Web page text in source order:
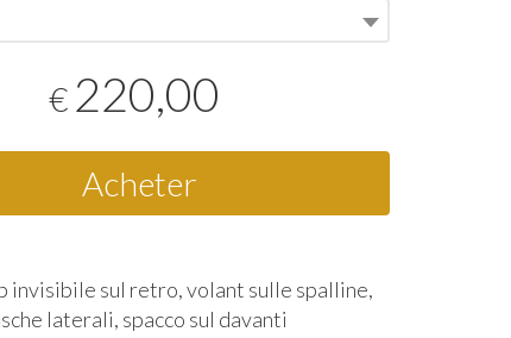
€ 220,00
Acheter
invisibile sul retro, volant sulle spalline,
laterali, spacco sul davanti